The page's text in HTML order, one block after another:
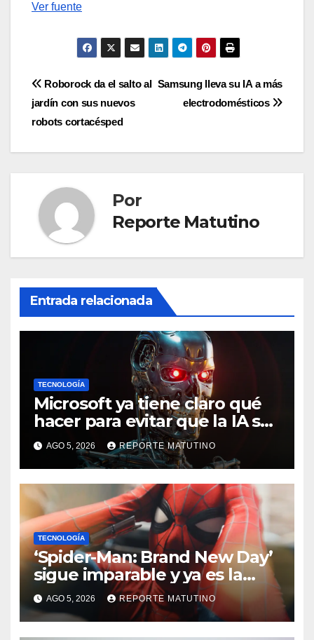
Ver fuente
Navegación
de
entradas
Samsung lleva su IA a más
electrodomésticos
Roborock da el salto al
jardín con sus nuevos
robots cortacésped
Por
Reporte Matutino
Entrada relacionada
TECNOLOGÍA
Microsoft ya tiene claro qué
hacer para evitar que la IA se
salga de control
AGO 5, 2026 REPORTE MATUTINO
TECNOLOGÍA
‘Spider-Man: Brand New Day’
sigue imparable y ya es la
película más taquillera de
2026
AGO 5, 2026 REPORTE MATUTINO